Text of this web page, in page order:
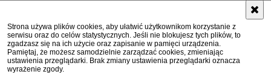
Strona używa plików cookies, aby ułatwić użytkownikom korzystanie z
serwisu oraz do celów statystycznych. Jeśli nie blokujesz tych plików, to
zgadzasz się na ich użycie oraz zapisanie w pamięci urządzenia.
Pamiętaj, że możesz samodzielnie zarządzać cookies, zmieniając
ustawienia przeglądarki. Brak zmiany ustawienia przeglądarki oznacza
wyrażenie zgody.